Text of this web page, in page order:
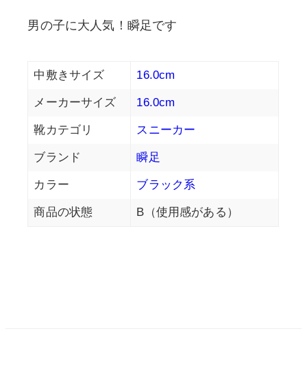
男の子に大人気！瞬足です
中敷きサイズ 16.0cm
メーカーサイズ 16.0cm
靴カテゴリ スニーカー
ブランド 瞬足
カラー ブラック系
商品の状態 B（使用感がある）